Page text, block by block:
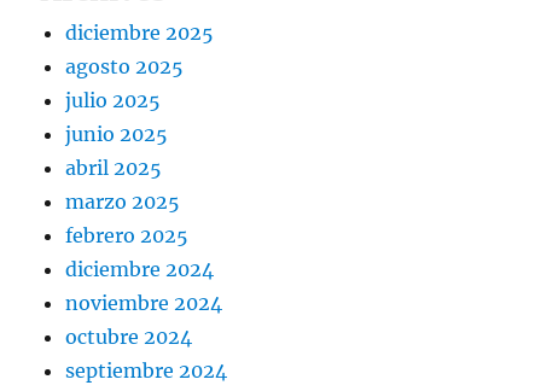
diciembre 2025
agosto 2025
julio 2025
junio 2025
abril 2025
marzo 2025
febrero 2025
diciembre 2024
noviembre 2024
octubre 2024
septiembre 2024